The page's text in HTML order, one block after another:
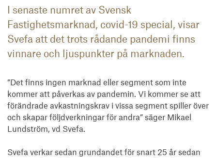
I senaste numret av Svensk
Fastighetsmarknad, covid-19 special, visar
Svefa att det trots rådande pandemi finns
vinnare och ljuspunkter på marknaden.
”Det finns ingen marknad eller segment som inte
kommer att påverkas av pandemin. Vi kommer se att
förändrade avkastningskrav i vissa segment spiller över
och skapar följdverkningar för andra” säger Mikael
Lundström, vd Svefa.
Svefa verkar sedan grundandet för snart 25 år sedan